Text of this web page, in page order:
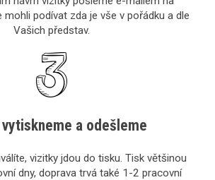
mohli podívat zda je vše v pořádku a dle
Vašich představ.
a odešleme
vizitky jdou do tisku. Tisk většinou
dny, doprava trvá také 1-2 pracovní